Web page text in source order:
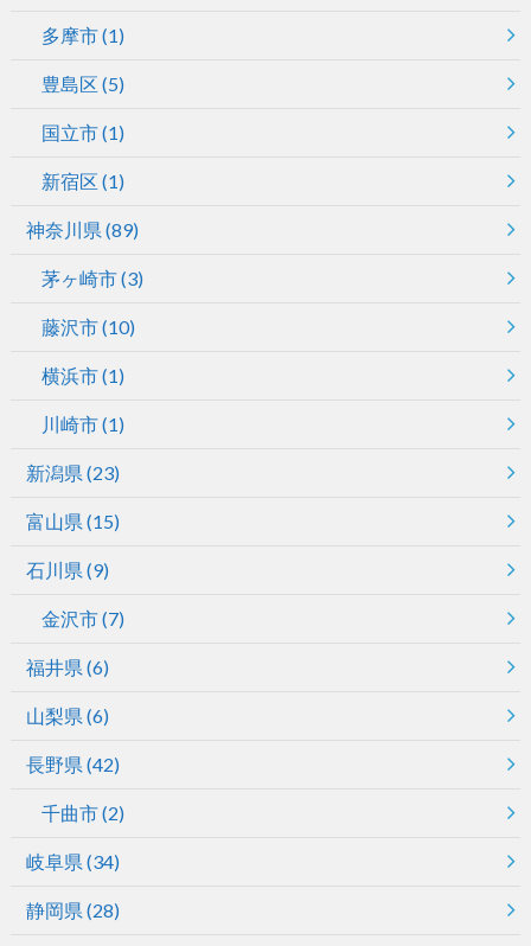
多摩市(1)
豊島区 (5)
国立市(1)
新宿区 (1)
神奈川県 (89)
茅ヶ崎市(3)
藤沢市(10)
横浜市(1)
川崎市(1)
新潟県 (23)
富山県 (15)
石川県 (9)
金沢市(7)
福井県 (6)
山梨県 (6)
長野県 (42)
千曲市(2)
岐阜県 (34)
静岡県 (28)